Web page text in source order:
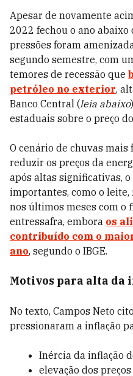
Apesar de novamente
2022 fechou o ano
pressões foram
segundo semestre, com
temores de recessão que
petróleo no exterior,
Banco Central (leia abaixo
estaduais sobre o preço
O cenário de chuvas
reduzir os preços da
após altas significativas,
importantes, como o
nos últimos meses com o
entressafra, embora os
contribuído com o
ano, segundo o IBGE.
Motivos para alta da
No texto, Campos Neto
pressionaram a inflação
Inércia da inflação
elevação dos